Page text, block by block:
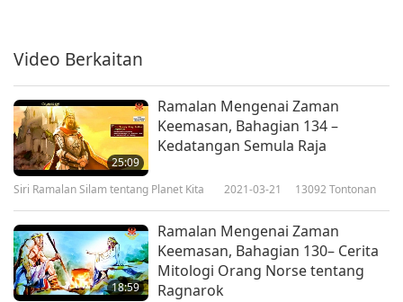
6
19:22
Ramalan oleh Tukang Ramal
England, Mother Shipton
Siri Ramalan Silam tentang Planet Kita 2023-04-30 5507
7
25:17
Ramalan Bahagian 245 –
Ramalan oleh Tukang Ramal
England, Mother Shipton
Siri Ramalan Silam tentang Planet Kita 2023-05-07 5879 Tontonan
Video Berkaitan
25:09
Ramalan Mengenai Zaman
Keemasan, Bahagian 134 –
Kedatangan Semula Raja
Siri Ramalan Silam tentang Planet Kita 2021-03-21 13092 Tontonan
18:59
Ramalan Mengenai Zaman
Keemasan, Bahagian 130– Cerita
Mitologi Orang Norse tentang
Ragnarok